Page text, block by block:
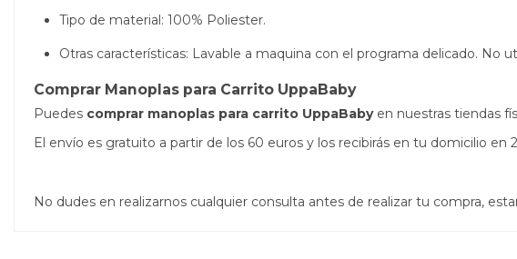
Tipo de material: 100% Poliester.
Otras características: Lavable a maquina con el programa delicado. No
Comprar Manoplas para Carrito UppaBaby
Puedes comprar manoplas para carrito UppaBabyen nuestras tiendas
El envío es gratuito a partir de los 60 euros y los recibirás en tu domicilio en
No dudes en realizarnos cualquier consulta antes de realizar tu compra,